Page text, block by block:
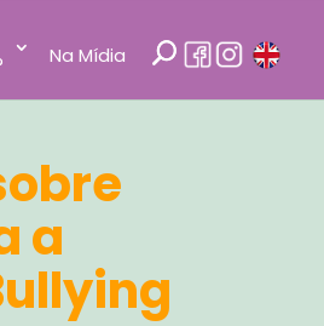
Na Mídia
a